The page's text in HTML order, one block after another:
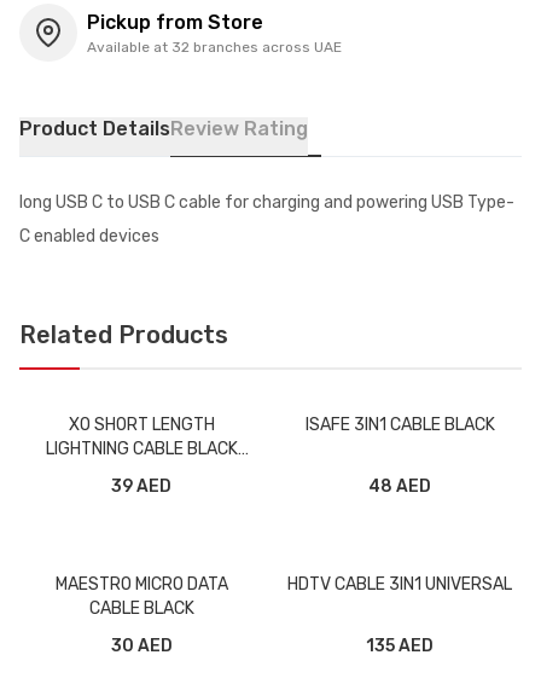
Pickup from Store
Available at 32 branches across UAE
Product DetailsReview Rating
long USB C to USB C cable for charging and powering USB Type-
C enabled devices
Related Products
XO SHORT LENGTH
LIGHTNING CABLE BLACK
39 AED
ISAFE 3IN1 CABLE BLACK
48 AED
MAESTRO MICRO DATA
CABLE BLACK
30 AED
HDTV CABLE 3IN1 UNIVERSAL
135 AED